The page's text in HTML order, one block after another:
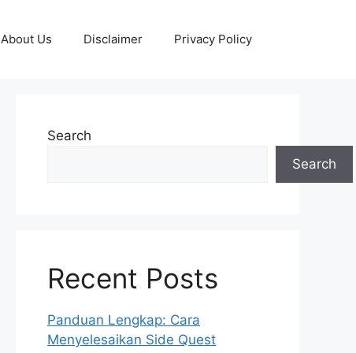
About Us Disclaimer Privacy Policy
Search
Search
Recent Posts
Panduan Lengkap: Cara
Menyelesaikan Side Quest